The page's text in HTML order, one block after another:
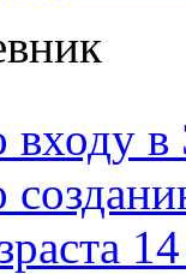
входу